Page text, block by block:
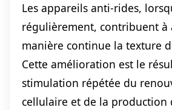
Les appareils anti-rides,
régulièrement, contribuent à
manière continue la texture
Cette amélioration est le
stimulation répétée du
cellulaire et de la production